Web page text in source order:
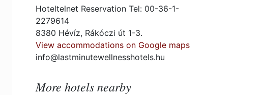
Hoteltelnet Reservation Tel: 00-36-1-
2279614
8380 Hévíz, Rákóczi út 1-3.
View accommodations on Google maps
info@lastminutewellnesshotels.hu
More hotels nearby